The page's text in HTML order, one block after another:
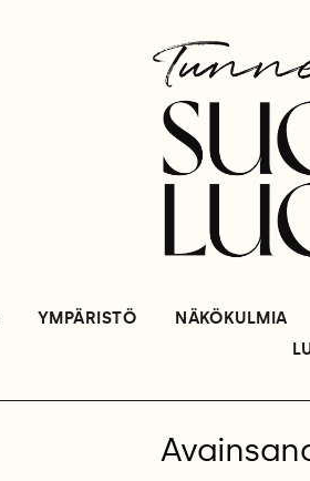
YMPÄRISTÖ NÄKÖKULMIA